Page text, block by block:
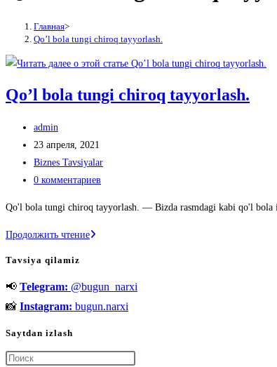
Главная>
Qo’l bola tungi chiroq tayyorlash.
Qo’l bola tungi chiroq tayyorlash.
Автор
записи:
admin
Запись
опубликована:
23 апреля, 2021
Рубрика
записи:
Biznes Tavsiyalar
Комментарии
записи:
0 комментариев
Qo'l bola tungi chiroq tayyorlash. ― Bizda rasmdagi kabi qo'l bola
Продолжить чтениеQo’l
chiroq
tayyorlash.
Tavsiya qilamiz
📢 Telegram: @bugun_narxi
📸 Instagram: bugun.narxi
Saytdan izlash